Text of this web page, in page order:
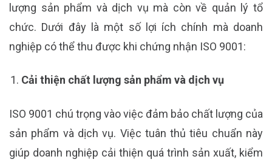
lượng sản phẩm và dịch vụ mà còn về quản lý tổ
chức. Dưới đây là một số lợi ích chính mà doanh
nghiệp có thể thu được khi chứng nhận ISO 9001:
Cải thiện chất lượng sản phẩm và dịch vụ
ISO 9001 chú trọng vào việc đảm bảo chất lượng của
sản phẩm và dịch vụ. Việc tuân thủ tiêu chuẩn này
giúp doanh nghiệp cải thiện quá trình sản xuất, kiểm